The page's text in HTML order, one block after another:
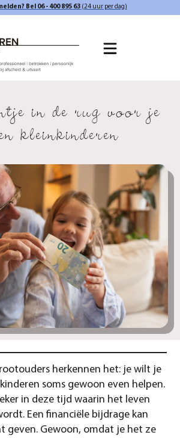
Bel 06 - 400 895 63(24 uur per dag)
in de rug voor je
kleinkinderen
herkennen het: je wilt je
soms gewoon even helpen.
in deze tijd waarin het leven
Een financiële bijdrage kan
geven. Gewoon, omdat je het ze